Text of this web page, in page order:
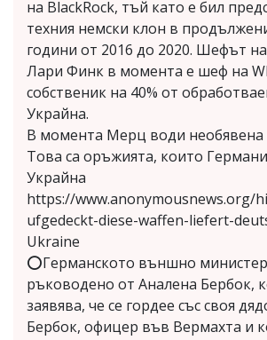
на BlackRock, тъй като е бил
техния немски клон в
години от 2016 до 2020. Шефът
Лари Финк в момента е шеф на
собственик на 40% от
Украйна.
В момента Мерц води необявена
Това са оръжията, които
Украйна
https://www.anonymousnews.org/
ufgedeckt-diese-waffen-liefert-
Ukraine
⭕Германското външно
ръководено от Аналена Бербок,
заявява, че се гордее със своя
Бербок, офицер във Вермахта и